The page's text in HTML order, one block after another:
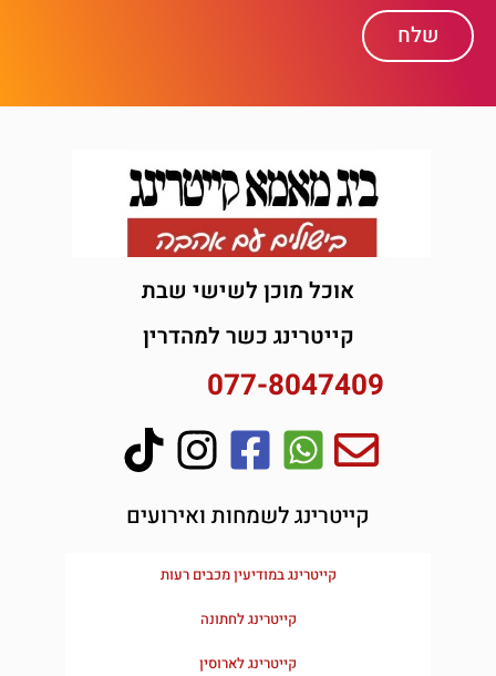
שלח
אוכל מוכן לשישי שבת
קייטרינג כשר למהדרין
077-8047409
קייטרינג לשמחות ואירועים
קייטרינג במודיעין מכבים רעות
קייטרינג לחתונה
קייטרינג לארוסין